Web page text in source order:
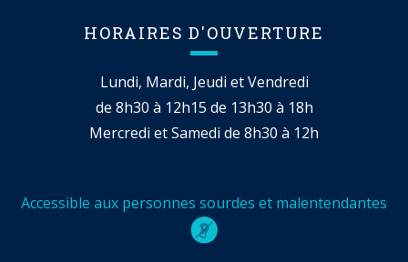
HORAIRES D'OUVERTURE
Lundi, Mardi, Jeudi et Vendredi
de 8h30 à 12h15 de 13h30 à 18h
Mercredi et Samedi de 8h30 à 12h
Accessible aux personnes sourdes et malentendantes